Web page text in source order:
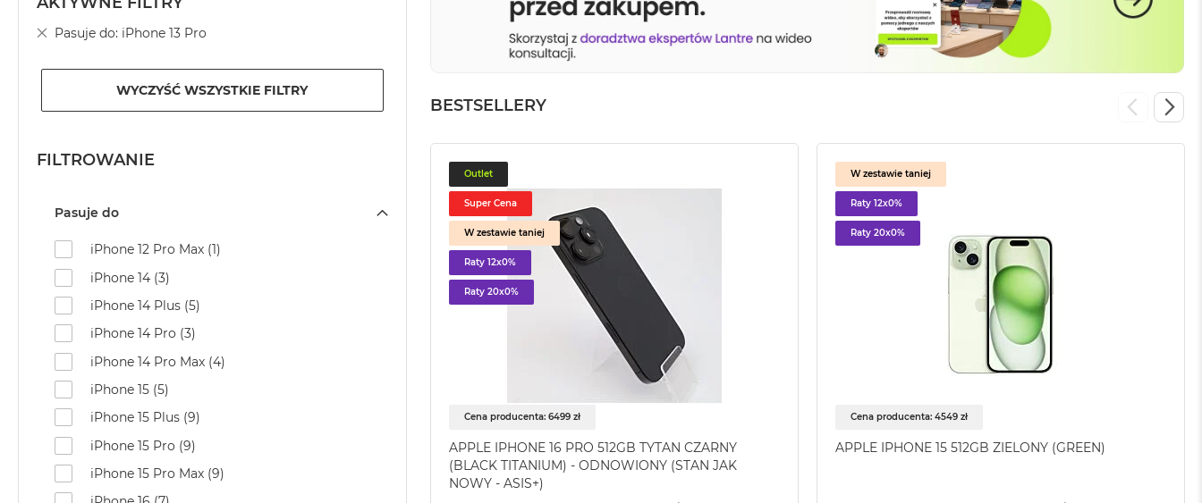
Neo
Według
pojemności
MacBook
MacBook
Neo
512GB
MacBook
MacBook
MacBook
BESTSELLERY
Cena producenta: 6499 zł
Outlet
Super Cena
W zestawie taniej
Raty 12x0%
Raty 20x0%
APPLE IPHONE 16 PRO 512GB TYTAN CZARNY
(BLACK TITANIUM) - ODNOWIONY (STAN JAK
NOWY - ASIS+)
Cena producenta: 4549 zł
W zestawie taniej
Raty 12x0%
Raty 20x0%
APPLE IPHONE 15 512GB ZIELONY (GREEN)
Pasuje do iPhone 13 Pro
Usuń
element
WYCZYŚĆ WSZYSTKIE FILTRY
FILTROWANIE
Pasuje do
iPhone 12 Pro Max (1)
iPhone 14 (3)
iPhone 14 Plus (5)
iPhone 14 Pro (3)
iPhone 14 Pro Max (4)
iPhone 15 (5)
iPhone 15 Plus (9)
iPhone 15 Pro (9)
iPhone 15 Pro Max (9)